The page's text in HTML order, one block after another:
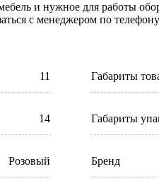
и нужное для работы
с менеджером по
11 Габариты
14 Габариты
Розовый Бренд